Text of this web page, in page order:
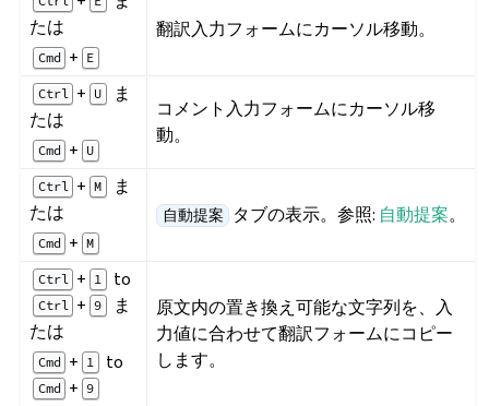
たは
Cmd + E
翻訳入力フォームにカーソル移動。
Ctrl + U
ま
たは
Cmd + U
コメント入力フォームにカーソル移
動。
Ctrl + M
ま
たは
Cmd + M
自動提案 タブの表示。参照: 自動提案。
Ctrl + 1 to
Ctrl + 9
ま
たは
Cmd + 1 to
Cmd + 9
原文内の置き換え可能な文字列を、入
力値に合わせて翻訳フォームにコピー
します。